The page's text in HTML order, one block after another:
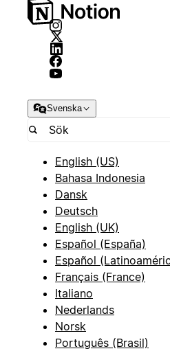
Svenska
English (US)
Bahasa Indonesia
Dansk
Deutsch
English (UK)
Español (España)
Español
Français (France)
Italiano
Nederlands
Norsk
Português (Brasil)